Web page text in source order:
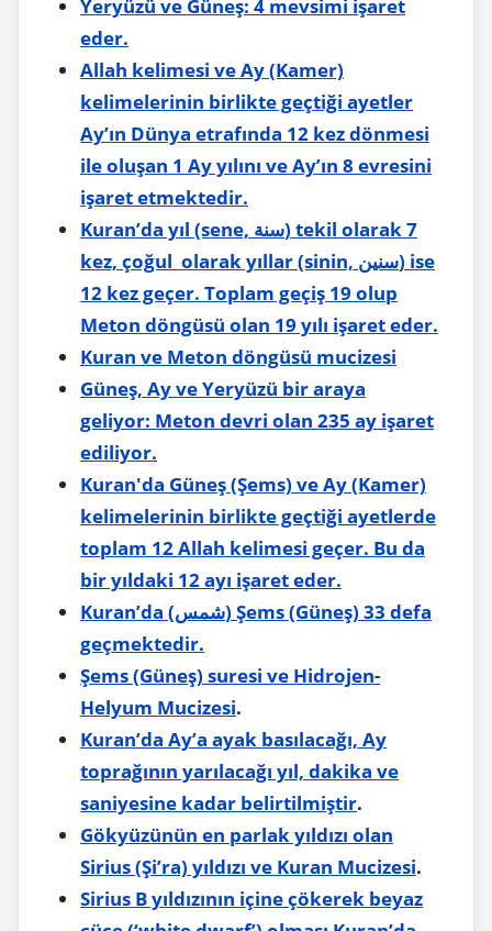
Yeryüzü ve Güneş: 4 mevsimi işaret
eder.
Allah kelimesi ve Ay (Kamer)
kelimelerinin birlikte geçtiği ayetler
Ay’ın Dünya etrafında 12 kez dönmesi
ile oluşan 1 Ay yılını ve Ay’ın 8 evresini
işaret etmektedir.
Kuran’da yıl (sene, سنة) tekil olarak 7
kez, çoğul olarak yıllar (sinin, سنين) ise
12 kez geçer. Toplam geçiş 19 olup
Meton döngüsü olan 19 yılı işaret eder.
Kuran ve Meton döngüsü mucizesi
Güneş, Ay ve Yeryüzü bir araya
geliyor: Meton devri olan 235 ay işaret
ediliyor.
Kuran'da Güneş (Şems) ve Ay (Kamer)
kelimelerinin birlikte geçtiği ayetlerde
toplam 12 Allah kelimesi geçer. Bu da
bir yıldaki 12 ayı işaret eder.
Kuran’da (شمس) Şems (Güneş) 33 defa
geçmektedir.
Şems (Güneş) suresi ve Hidrojen-
Helyum Mucizesi.
Kuran’da Ay’a ayak basılacağı, Ay
toprağının yarılacağı yıl, dakika ve
saniyesine kadar belirtilmiştir.
Gökyüzünün en parlak yıldızı olan
Sirius (Şi’ra) yıldızı ve Kuran Mucizesi.
Sirius B yıldızının içine çökerek beyaz